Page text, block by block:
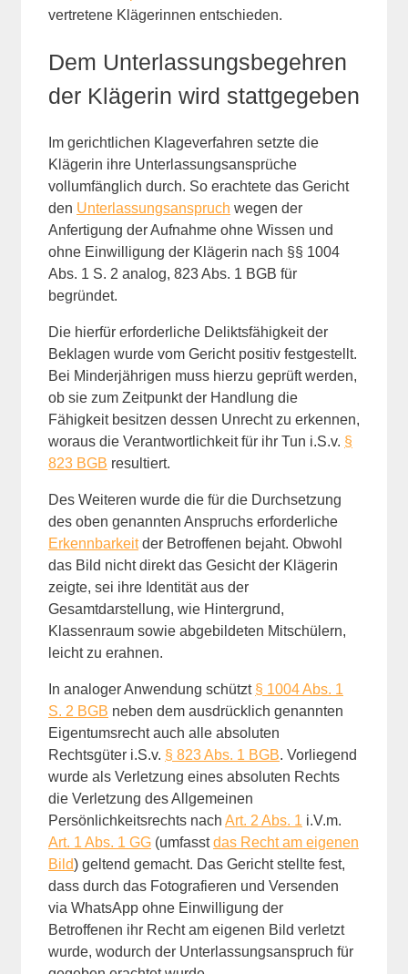
vertretene Klägerinnen entschieden.
Dem Unterlassungsbegehren
der Klägerin wird stattgegeben
Im gerichtlichen Klageverfahren setzte die
Klägerin ihre Unterlassungsansprüche
vollumfänglich durch. So erachtete das Gericht
den Unterlassungsanspruch wegen der
Anfertigung der Aufnahme ohne Wissen und
ohne Einwilligung der Klägerin nach §§ 1004
Abs. 1 S. 2 analog, 823 Abs. 1 BGB für
begründet.
Die hierfür erforderliche Deliktsfähigkeit der
Beklagen wurde vom Gericht positiv festgestellt.
Bei Minderjährigen muss hierzu geprüft werden,
ob sie zum Zeitpunkt der Handlung die
Fähigkeit besitzen dessen Unrecht zu erkennen,
woraus die Verantwortlichkeit für ihr Tun i.S.v. §
823 BGB resultiert.
Des Weiteren wurde die für die Durchsetzung
des oben genannten Anspruchs erforderliche
Erkennbarkeitder Betroffenen bejaht. Obwohl
das Bild nicht direkt das Gesicht der Klägerin
zeigte, sei ihre Identität aus der
Gesamtdarstellung, wie Hintergrund,
Klassenraum sowie abgebildeten Mitschülern,
leicht zu erahnen.
In analoger Anwendung schützt § 1004 Abs. 1
S. 2 BGB neben dem ausdrücklich genannten
Eigentumsrecht auch alle absoluten
Rechtsgüter i.S.v. § 823 Abs. 1 BGB. Vorliegend
wurde als Verletzung eines absoluten Rechts
die Verletzung des Allgemeinen
Persönlichkeitsrechts nach Art. 2 Abs. 1 i.V.m.
Art. 1 Abs. 1 GG (umfasstdas Recht am eigenen
Bild) geltend gemacht. Das Gericht stellte fest,
dass durch das Fotografieren und Versenden
via WhatsApp ohne Einwilligung der
Betroffenen ihr Recht am eigenen Bild verletzt
wurde, wodurch der Unterlassungsanspruch für